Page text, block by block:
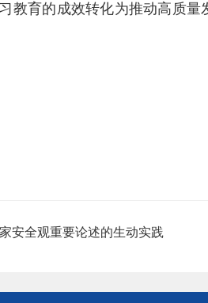
教育的成效转化为推动高质量
安全观重要论述的生动实践